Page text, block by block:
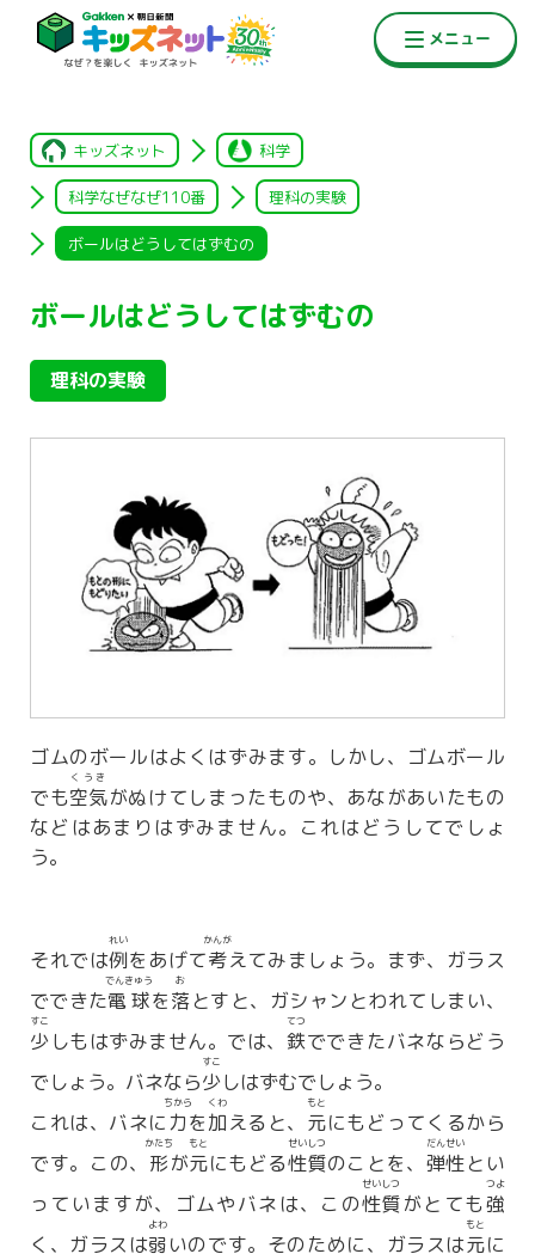
キッズネット 科学
科学なぜなぜ110番 理科の実験
ボールはどうしてはずむの
ボールはどうしてはずむの
理科の実験
ゴムのボールはよくはずみます。しかし、ゴムボール
でも空気
くうき
がぬけてしまったものや、あながあいたもの
などはあまりはずみません。これはどうしてでしょ
う。
それでは例
れい
をあげて考
かんが
えてみましょう。まず、ガラス
でできた電球
でんきゅう
を落
お
とすと、ガシャンとわれてしまい、
少
すこ
しもはずみません。では、 鉄
てつ
でできたバネならどう
でしょう。バネなら少
すこ
しはずむでしょう。
これは、バネに力
ちから
を加
くわ
えると、 元
もと
にもどってくるから
です。この、 形
かたち
が元
もと
にもどる性質
せいしつ
のことを、 弾性
だんせい
とい
っていますが、ゴムやバネは、この性質
せいしつ
がとても強
つよ
く、ガラスは弱
よわ
いのです。そのために、ガラスは元
もと
に